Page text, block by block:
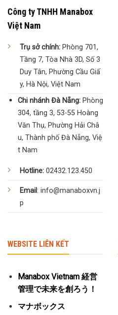
Công ty TNHH Manabox
Việt Nam
Trụ sở chính: Phòng 701,
Tầng 7, Tòa Nhà 3D, Số 3
Duy Tân, Phường Cầu Giấ
y, Hà Nội, Việt Nam
Chi nhánh Đà Nẵng:Phòng
304, tầng 3, 53-55 Hoàng
Văn Thụ, Phường Hải Châ
u, Thành phố Đà Nẵng, Việ
t Nam
Hotline: 02432.123.450
Email: info@manaboxvn.j
p
WEBSITE LIÊN KẾT
Manabox Vietnam 経営
管理で未来を創ろう！
マナボックス